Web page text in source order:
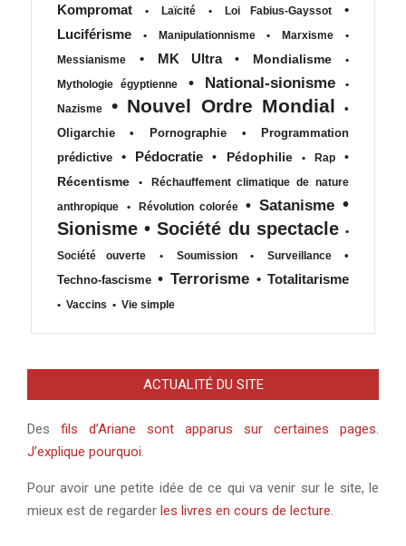
Kompromat
• Laïcité • Loi Fabius-Gayssot
•
Luciférisme
• Manipulationnisme • Marxisme
•
Messianisme
• MK Ultra • Mondialisme
•
Mythologie égyptienne
• National-sionisme
•
Nazisme
• Nouvel Ordre Mondial
•
Oligarchie
• Pornographie •
Programmation
prédictive
• Pédocratie • Pédophilie • Rap
•
Récentisme
•
Réchauffement climatique de nature
anthropique
• Révolution colorée • Satanisme •
Sionisme • Société du spectacle •
Société ouverte
• Soumission • Surveillance
•
Techno-fascisme • Terrorisme • Totalitarisme
• Vaccins • Vie simple
ACTUALITÉ DU SITE
Des fils d’Ariane sont apparus sur certaines pages.
J’explique pourquoi.
Pour avoir une petite idée de ce qui va venir sur le site, le
mieux est de regarder les livres en cours de lecture.